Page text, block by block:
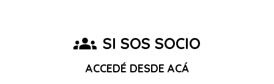
groups SI SOS SOCIO
ACCEDÉ DESDE ACÁ